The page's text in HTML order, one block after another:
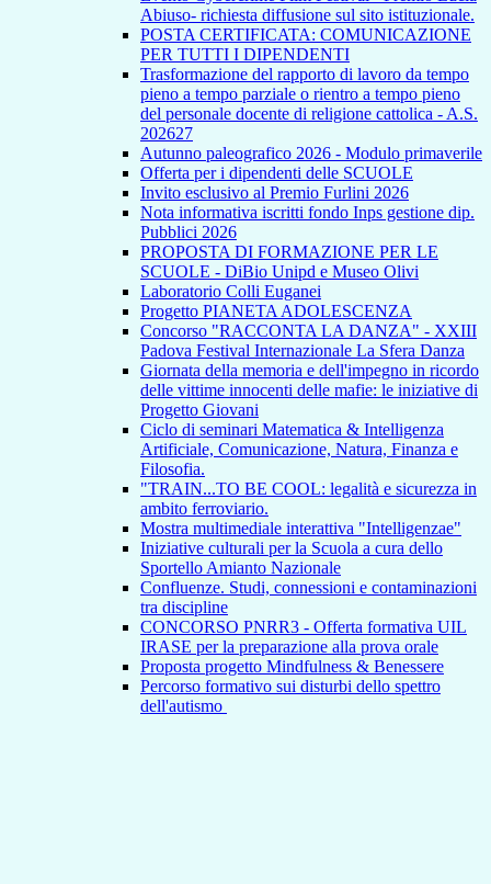
Abiuso- richiesta diffusione sul sito istituzionale.
POSTA CERTIFICATA: COMUNICAZIONE
PER TUTTI I DIPENDENTI
Trasformazione del rapporto di lavoro da tempo
pieno a tempo parziale o rientro a tempo pieno
del personale docente di religione cattolica - A.S.
202627
Autunno paleografico 2026 - Modulo primaverile
Offerta per i dipendenti delle SCUOLE
Invito esclusivo al Premio Furlini 2026
Nota informativa iscritti fondo Inps gestione dip.
Pubblici 2026
PROPOSTA DI FORMAZIONE PER LE
SCUOLE - DiBio Unipd e Museo Olivi
Laboratorio Colli Euganei
Progetto PIANETA ADOLESCENZA
Concorso "RACCONTA LA DANZA" - XXIII
Padova Festival Internazionale La Sfera Danza
Giornata della memoria e dell'impegno in ricordo
delle vittime innocenti delle mafie: le iniziative di
Progetto Giovani
Ciclo di seminari Matematica & Intelligenza
Artificiale, Comunicazione, Natura, Finanza e
Filosofia.
"TRAIN...TO BE COOL: legalità e sicurezza in
ambito ferroviario.
Mostra multimediale interattiva "Intelligenzae"
Iniziative culturali per la Scuola a cura dello
Sportello Amianto Nazionale
Confluenze. Studi, connessioni e contaminazioni
tra discipline
CONCORSO PNRR3 - Offerta formativa UIL
IRASE per la preparazione alla prova orale
Proposta progetto Mindfulness & Benessere
Percorso formativo sui disturbi dello spettro
dell'autismo